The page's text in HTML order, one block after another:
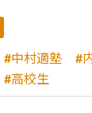
中村適塾
高校生